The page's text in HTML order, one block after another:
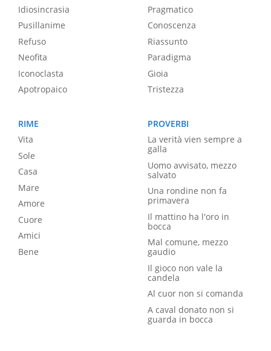
Idiosincrasia
Pusillanime
Refuso
Neofita
Iconoclasta
Apotropaico
Pragmatico
Conoscenza
Riassunto
Paradigma
Gioia
Tristezza
RIME
Vita
Sole
Casa
Mare
Amore
Cuore
Amici
Bene
PROVERBI
La verità vien sempre a
galla
Uomo avvisato, mezzo
salvato
Una rondine non fa
primavera
Il mattino ha l'oro in
bocca
Mal comune, mezzo
gaudio
Il gioco non vale la
candela
Al cuor non si comanda
A caval donato non si
guarda in bocca